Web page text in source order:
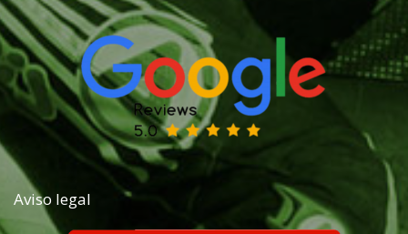
Aviso legal